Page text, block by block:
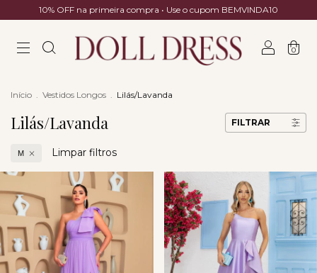
10% OFF na primeira compra • Use o cupom BEMVINDA10
0
Início . Vestidos Longos . Lilás/Lavanda
Lilás/Lavanda FILTRAR
M Limpar filtros